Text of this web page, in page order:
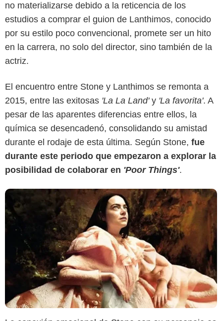
no materializarse debido a la reticencia de los
estudios a comprar el guion de Lanthimos, conocido
por su estilo poco convencional, promete ser un hito
en la carrera, no solo del director, sino también de la
actriz.
El encuentro entre Stone y Lanthimos se remonta a
2015, entre las exitosas 'La La Land'y 'La favorita'. A
pesar de las aparentes diferencias entre ellos, la
química se desencadenó, consolidando su amistad
durante el rodaje de esta última. Según Stone, fue
durante este periodo que empezaron a explorar la
posibilidad de colaborar en 'Poor Things'.